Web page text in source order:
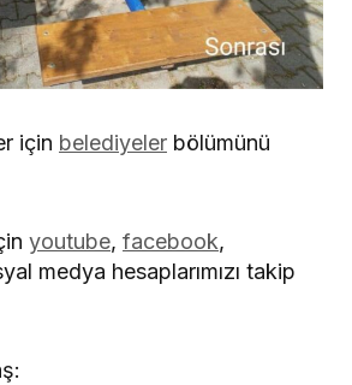
için belediyeler bölümünü
youtube, facebook,
medya hesaplarımızı takip